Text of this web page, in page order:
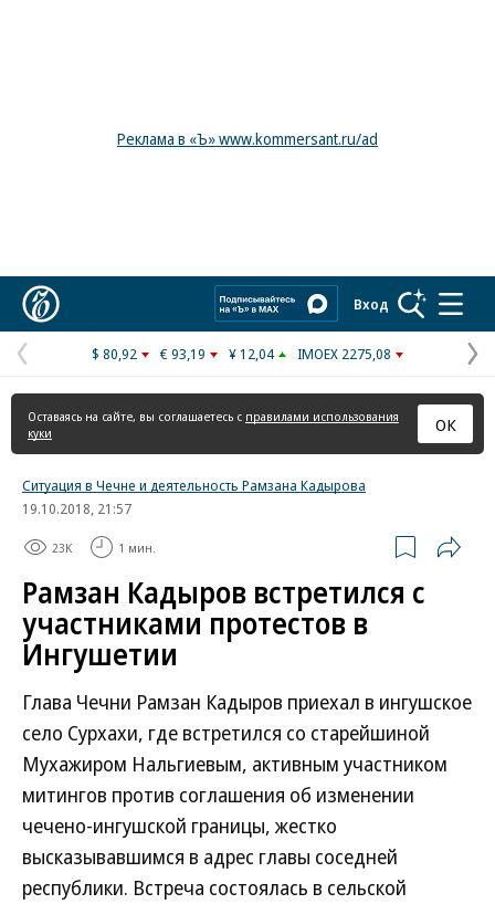
Реклама в «Ъ» www.kommersant.ru/ad
Вход
Предыдущая
страница
$ 80,92 € 93,19 ¥ 12,04 IMOEX 2275,08
Оставаясь на сайте, вы соглашаетесь с правилами использования
куки
ОК
Ситуация в Чечне и деятельность Рамзана Кадырова
19.10.2018, 21:57
23K 1 мин.
Рамзан Кадыров встретился с
участниками протестов в
Ингушетии
Глава Чечни Рамзан Кадыров приехал в ингушское
село Сурхахи, где встретился со старейшиной
Мухажиром Нальгиевым, активным участником
митингов против соглашения об изменении
чечено-ингушской границы, жестко
высказывавшимся в адрес главы соседней
республики. Встреча состоялась в сельской